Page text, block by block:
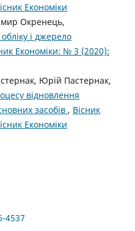
Економіки
Окренець,
і джерело
Економіки: № 3 (2020):
Юрій Пастернак,
відновлення
засобів , Вісник
Економіки
4537